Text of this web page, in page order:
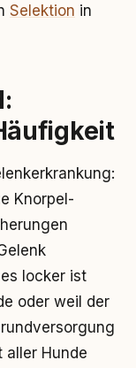
Selektion in
Knorpel-
locker ist
oder weil der
aller Hunde